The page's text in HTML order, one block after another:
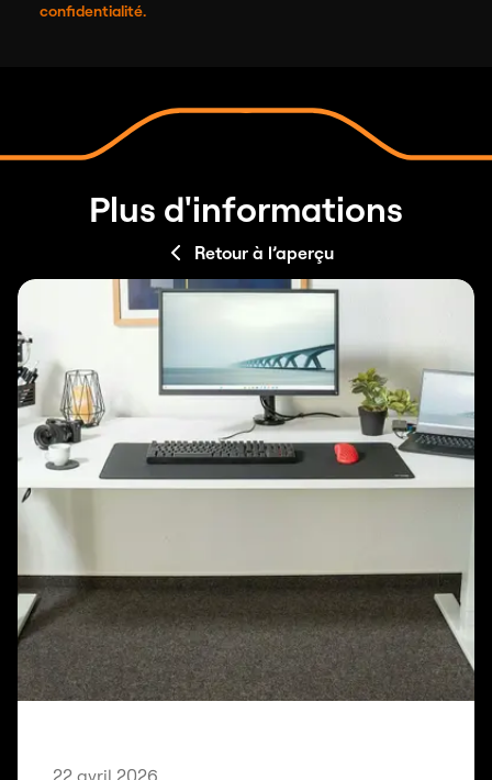
confidentialité.
Plus d'informations
Retour à l’aperçu
22 avril 2026